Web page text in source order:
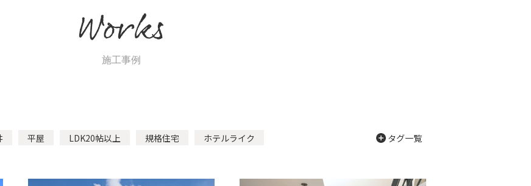
Works
施工事例
平屋 LDK20帖以上 規格住宅
ホテルライク
ンター 和室 乾太くん ニッチ 畳リビング
和モダン
タグ一覧